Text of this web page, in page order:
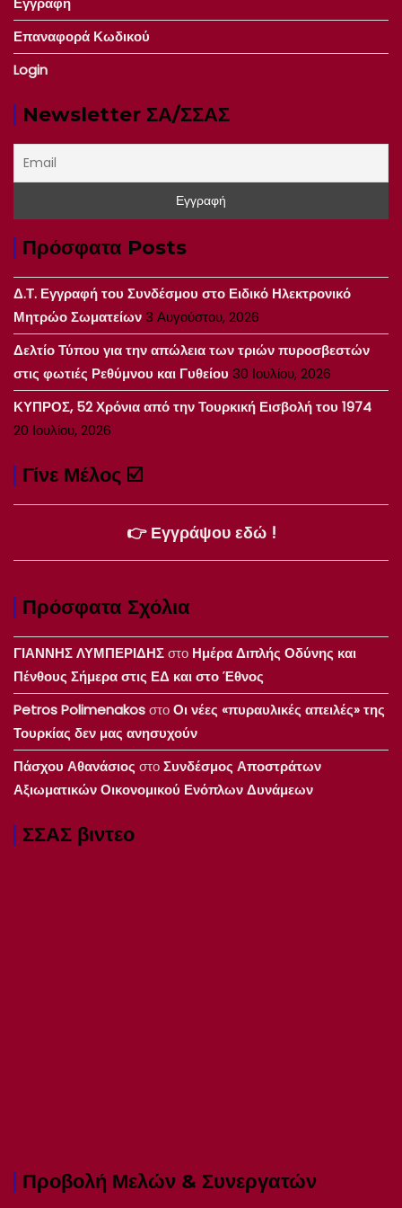
Επαναφορά Κωδικού
Login
Newsletter ΣΑ/ΣΣΑΣ
Πρόσφατα Posts
Δ.Τ. Εγγραφή του Συνδέσμου στο Ειδικό Ηλεκτρονικό
Μητρώο Σωματείων3 Αυγούστου, 2026
Δελτίο Τύπου για την απώλεια των τριών πυροσβεστών
στις φωτιές Ρεθύμνου και Γυθείου 30 Ιουλίου, 2026
ΚΥΠΡΟΣ, 52 Χρόνια από την Τουρκική Εισβολή του 1974
20 Ιουλίου, 2026
Γίνε Μέλος ☑️
👉 Εγγράψου εδώ !
Πρόσφατα Σχόλια
ΓΙΑΝΝΗΣ ΛΥΜΠΕΡΙΔΗΣστο Ημέρα Διπλής Οδύνης και
Πένθους Σήμερα στις ΕΔ και στο Έθνος
Petros PolimenakosστοΟι νέες «πυραυλικές απειλές» της
Τουρκίας δεν μας ανησυχούν
Πάσχου ΑθανάσιοςστοΣυνδέσμος Αποστράτων
Αξιωματικών Οικονομικού Ενόπλων Δυνάμεων
ΣΣΑΣ βιντεο
Προβολή Μελών & Συνεργατών